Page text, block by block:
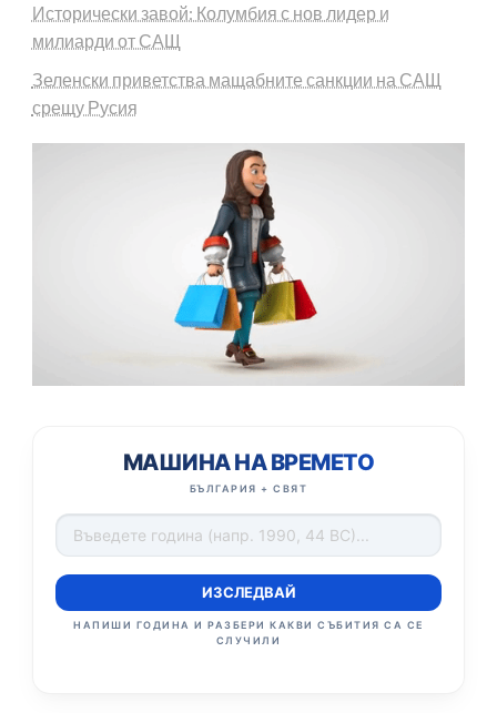
Исторически завой: Колумбия с нов лидер и
милиарди от САЩ
Зеленски приветства мащабните санкции на САЩ
срещу Русия
МАШИНА НА ВРЕМЕТО
БЪЛГАРИЯ + СВЯТ
ИЗСЛЕДВАЙ
НАПИШИ ГОДИНА И РАЗБЕРИ КАКВИ СЪБИТИЯ СА СЕ
СЛУЧИЛИ